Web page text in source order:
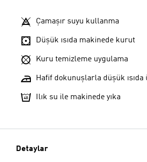
Çamaşır suyu kullanma
Düşük ısıda makinede kurut
Kuru temizleme uygulama
Hafif dokunuşlarla düşük ısıda
Ilık su ile makinede yıka
Detaylar